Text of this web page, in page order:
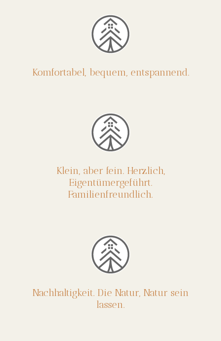
Komfortabel, bequem, entspannend.
Klein, aber fein. Herzlich,
Eigentümergeführt.
Familienfreundlich.
Nachhaltigkeit. Die Natur, Natur sein
lassen.